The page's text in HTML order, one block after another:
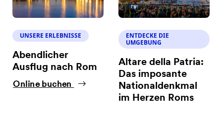
UNSERE ERLEBNISSE
Abendlicher
Ausflug nach Rom
Online buchen
ENTDECKE DIE
UMGEBUNG
Altare della Patria:
Das imposante
Nationaldenkmal
im Herzen Roms